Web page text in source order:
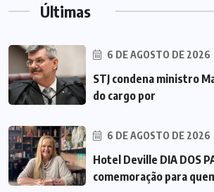
Últimas
6 DE AGOSTO DE 2026
STJ condena ministro
do cargo por
6 DE AGOSTO DE 2026
Hotel Deville DIA DOS
comemoração para